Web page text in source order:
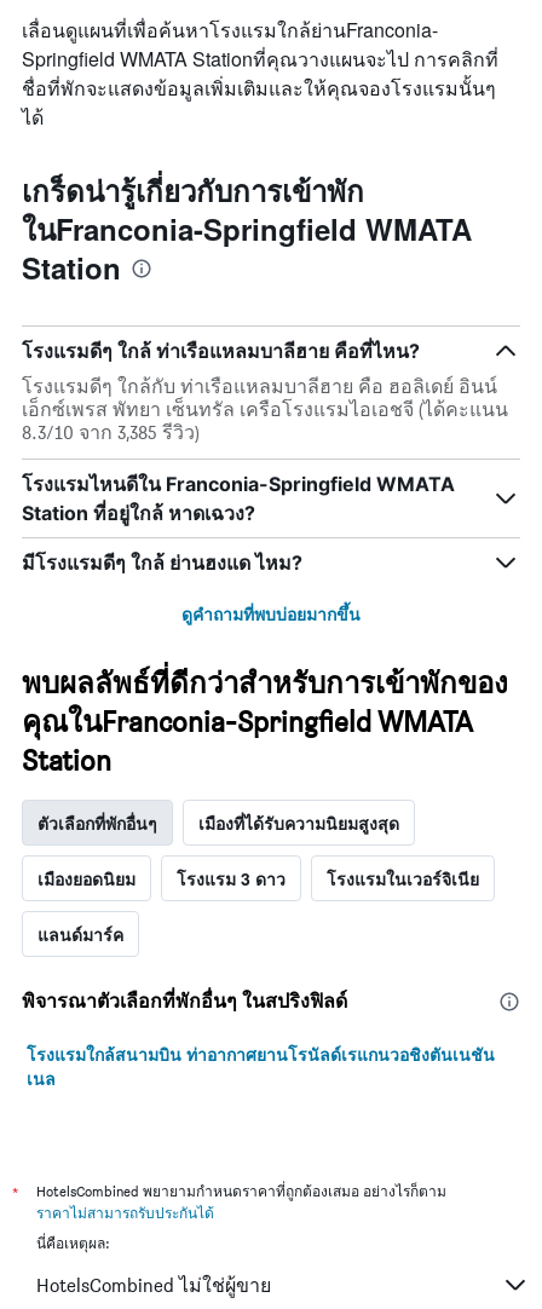
เลื่อนดูแผนที่เพื่อค้นหาโรงแรมใกล้ย่านFranconia-
Springfield WMATA Stationที่คุณวางแผนจะไป การคลิกที่
ชื่อที่พักจะแสดงข้อมูลเพิ่มเติมและให้คุณจองโรงแรมนั้นๆ
ได้
เกร็ดน่ารู้เกี่ยวกับการเข้าพัก
ในFranconia-Springfield WMATA
Station
โรงแรมดีๆ ใกล้ ท่าเรือแหลมบาลีฮาย คือที่ไหน?
โรงแรมดีๆ ใกล้กับ ท่าเรือแหลมบาลีฮาย คือ ฮอลิเดย์ อินน์
เอ็กซ์เพรส พัทยา เซ็นทรัล เครือโรงแรมไอเอชจี (ได้คะแนน
8.3/10 จาก 3,385 รีวิว)
โรงแรมไหนดีใน Franconia-Springfield WMATA
Station ที่อยู่ใกล้ หาดเฉวง?
มีโรงแรมดีๆ ใกล้ ย่านฮงแด ไหม?
ดูคำถามที่พบบ่อยมากขึ้น
พบผลลัพธ์ที่ดีกว่าสำหรับการเข้าพักของ
คุณในFranconia-Springfield WMATA
Station
ตัวเลือกที่พักอื่นๆ เมืองที่ได้รับความนิยมสูงสุด
เมืองยอดนิยม โรงแรม 3 ดาว โรงแรมในเวอร์จิเนีย
แลนด์มาร์ค
พิจารณาตัวเลือกที่พักอื่นๆ ในสปริงฟิลด์
โรงแรมใกล้สนามบิน ท่าอากาศยานโรนัลด์เรแกนวอชิงตันเนชัน
เนล
*
HotelsCombined พยายามกำหนดราคาที่ถูกต้องเสมอ อย่างไรก็ตาม
ราคาไม่สามารถรับประกันได้
นี่คือเหตุผล:
HotelsCombined ไม่ใช่ผู้ขาย